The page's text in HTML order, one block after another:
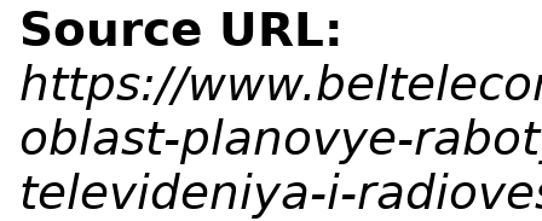
Source URL:
https://
oblast-planovye-
televideniya-i-